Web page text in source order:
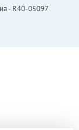
- R40-05097